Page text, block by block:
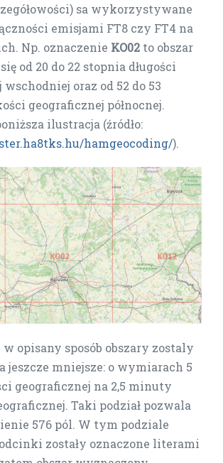
sa wykorzystywane
emisjami FT8 czy FT4 na
Np. oznaczenie KO02 to obszar
od 20 do 22 stopnia długości
oraz od 52 do 53
geograficznej północnej.
ilustracja (źródło:
hamgeocoding/).
opisany sposób obszary zostaly
jeszcze mniejsze: o wymiarach 5
geograficznej na 2,5 minuty
Taki podział pozwala
576 pól. W tym podziale
zostały oznaczone literami